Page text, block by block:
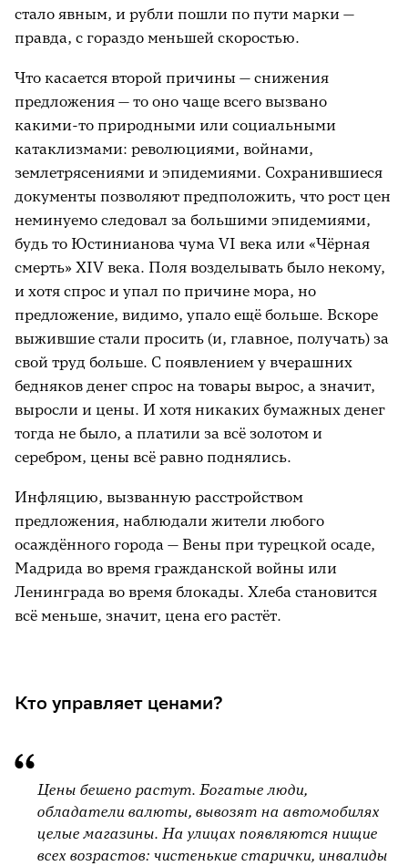
стало явным, и рубли пошли по пути марки —
правда, с гораздо меньшей скоростью.
Что касается второй причины — снижения
предложения — то оно чаще всего вызвано
какими-то природными или социальными
катаклизмами: революциями, войнами,
землетрясениями и эпидемиями. Сохранившиеся
документы позволяют предположить, что рост цен
неминуемо следовал за большими эпидемиями,
будь то Юстинианова чума VI века или «Чёрная
смерть» XIV века. Поля возделывать было некому,
и хотя спрос и упал по причине мора, но
предложение, видимо, упало ещё больше. Вскоре
выжившие стали просить (и, главное, получать) за
свой труд больше. С появлением у вчерашних
бедняков денег спрос на товары вырос, а значит,
выросли и цены. И хотя никаких бумажных денег
тогда не было, а платили за всё золотом и
серебром, цены всё равно поднялись.
Инфляцию, вызванную расстройством
предложения, наблюдали жители любого
осаждённого города — Вены при турецкой осаде,
Мадрида во время гражданской войны или
Ленинграда во время блокады. Хлеба становится
всё меньше, значит, цена его растёт.
Кто управляет ценами?
Цены бешено растут. Богатые люди,
обладатели валюты, вывозят на автомобилях
целые магазины. На улицах появляются нищие
всех возрастов: чистенькие старички, инвалиды